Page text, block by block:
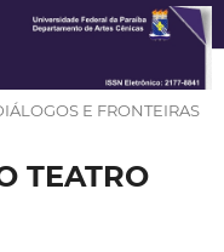
E FRONTEIRAS
TEATRO